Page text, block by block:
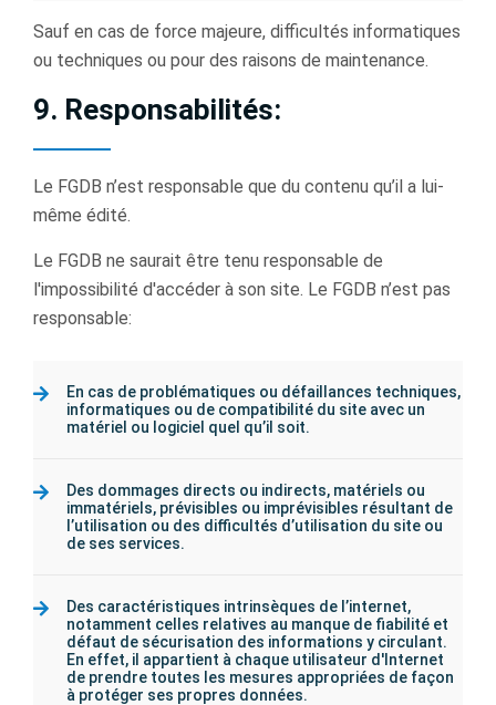
Sauf en cas de force majeure, diﬃcultés informatiques
ou techniques ou pour des raisons de maintenance.
9. Responsabilités:
Le FGDB n’est responsable que du contenu qu’il a lui-
même édité.
Le FGDB ne saurait être tenu responsable de
l'impossibilité d'accéder à son site. Le FGDB n’est pas
responsable:
En cas de problématiques ou défaillances techniques,
informatiques ou de compatibilité du site avec un
matériel ou logiciel quel qu’il soit.
Des dommages directs ou indirects, matériels ou
immatériels, prévisibles ou imprévisibles résultant de
l’utilisation ou des difficultés d’utilisation du site ou
de ses services.
Des caractéristiques intrinsèques de l’internet,
notamment celles relatives au manque de ﬁabilité et
défaut de sécurisation des informations y circulant.
En effet, il appartient à chaque utilisateur d'Internet
de prendre toutes les mesures appropriées de façon
à protéger ses propres données.